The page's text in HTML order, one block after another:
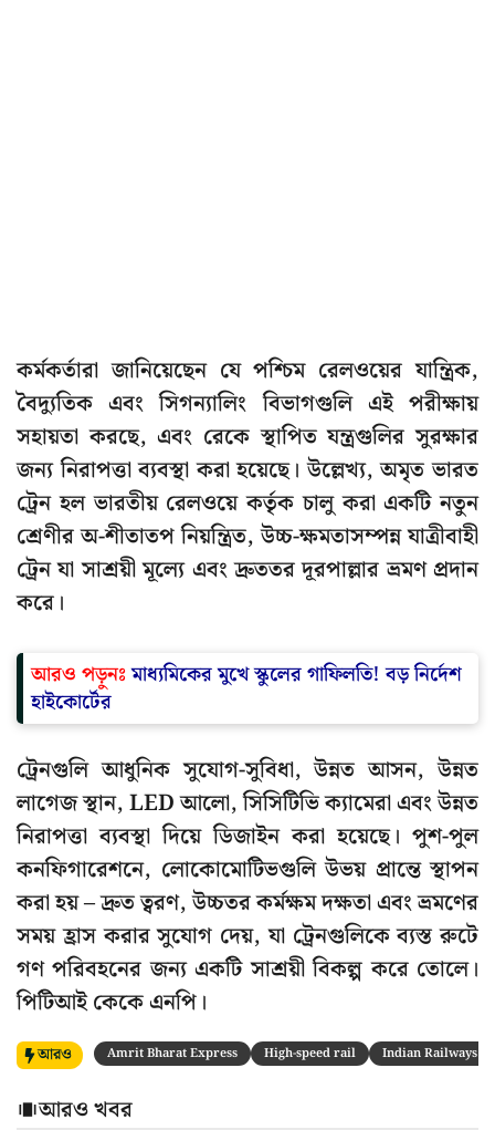
কর্মকর্তারা জানিয়েছেন যে পশ্চিম রেলওয়ের যান্ত্রিক,
বৈদ্যুতিক এবং সিগন্যালিং বিভাগগুলি এই পরীক্ষায়
সহায়তা করছে, এবং রেকে স্থাপিত যন্ত্রগুলির সুরক্ষার
জন্য নিরাপত্তা ব্যবস্থা করা হয়েছে। উল্লেখ্য, অমৃত ভারত
ট্রেন হল ভারতীয় রেলওয়ে কর্তৃক চালু করা একটি নতুন
শ্রেণীর অ-শীতাতপ নিয়ন্ত্রিত, উচ্চ-ক্ষমতাসম্পন্ন যাত্রীবাহী
ট্রেন যা সাশ্রয়ী মূল্যে এবং দ্রুততর দূরপাল্লার ভ্রমণ প্রদান
করে।
আরও পড়ুনঃমাধ্যমিকের মুখে স্কুলের গাফিলতি! বড় নির্দেশ
হাইকোর্টের
ট্রেনগুলি আধুনিক সুযোগ-সুবিধা, উন্নত আসন, উন্নত
লাগেজ স্থান, LED আলো, সিসিটিভি ক্যামেরা এবং উন্নত
নিরাপত্তা ব্যবস্থা দিয়ে ডিজাইন করা হয়েছে। পুশ-পুল
কনফিগারেশনে, লোকোমোটিভগুলি উভয় প্রান্তে স্থাপন
করা হয় – দ্রুত ত্বরণ, উচ্চতর কর্মক্ষম দক্ষতা এবং ভ্রমণের
সময় হ্রাস করার সুযোগ দেয়, যা ট্রেনগুলিকে ব্যস্ত রুটে
গণ পরিবহনের জন্য একটি সাশ্রয়ী বিকল্প করে তোলে।
পিটিআই কেকে এনপি।
আরও Amrit Bharat Express High-speed rail Indian Railways
আরও খবর